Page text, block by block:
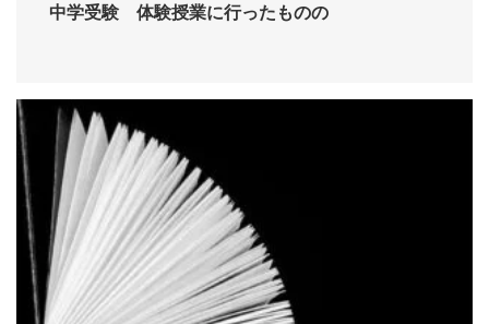
中学受験 体験授業に行ったものの